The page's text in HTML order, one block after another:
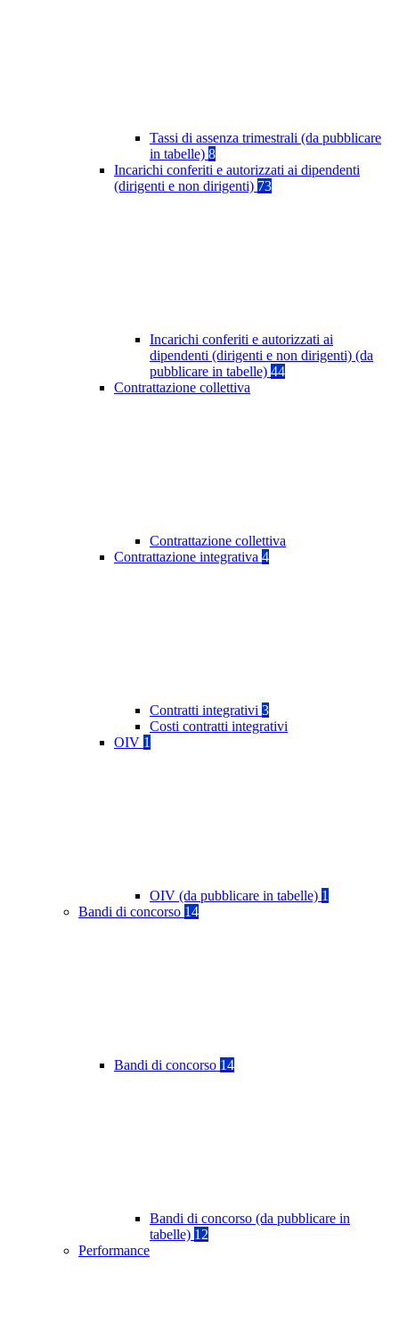
Tassi di assenza trimestrali (da pubblicare
in tabelle) 8
Incarichi conferiti e autorizzati ai dipendenti
(dirigenti e non dirigenti) 73
Incarichi conferiti e autorizzati ai
dipendenti (dirigenti e non dirigenti) (da
pubblicare in tabelle) 44
Contrattazione collettiva
Contrattazione collettiva
Contrattazione integrativa 4
Contratti integrativi 3
Costi contratti integrativi
OIV 1
OIV (da pubblicare in tabelle) 1
Bandi di concorso 14
Bandi di concorso 14
Bandi di concorso (da pubblicare in
tabelle) 12
Performance